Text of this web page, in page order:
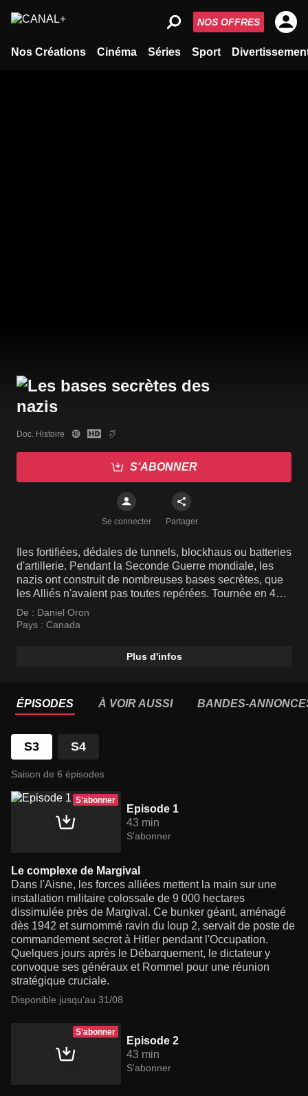
Nos Créations Cinéma Séries Sport
NOS OFFRES
Doc. Histoire
S'ABONNER
Se connecter Partager
Iles fortifiées, dédales de tunnels, blockhaus ou batteries
d'artillerie. Pendant la Seconde Guerre mondiale, les
nazis ont construit de nombreuses bases secrètes, que
les Alliés n'avaient pas toutes repérées. Tournée en 4K,
cette série de 6 épisodes nous emmène explorer les
plus insolites et les mieux cachées d'entre elles et nous
De : Daniel Oron
Pays : Canada
Plus d'infos
ÉPISODES À VOIR AUSSI BANDES-
S3 S4
Saison de 6 épisodes
S'abonner
Episode 1
43 min
S'abonner
Le complexe de Margival
Dans l'Aisne, les forces alliées mettent la main sur une
installation militaire colossale de 9 000 hectares
dissimulée près de Margival. Ce bunker géant, aménagé
dès 1942 et surnommé ravin du loup 2, servait de poste de
commandement secret à Hitler pendant l'Occupation.
Quelques jours après le Débarquement, le dictateur y
convoque ses généraux et Rommel pour une réunion
stratégique cruciale.
Disponible jusqu'au 31/08
S'abonner
Episode 2
43 min
S'abonner